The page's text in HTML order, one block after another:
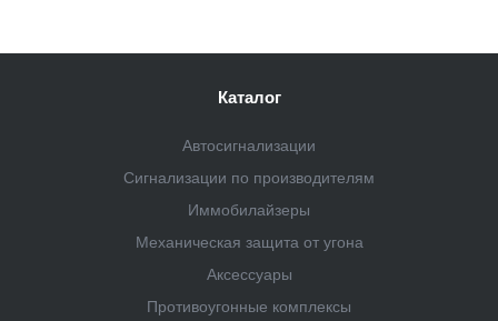
Каталог
Автосигнализации
Сигнализации по производителям
Иммобилайзеры
Механическая защита от угона
Аксессуары
Противоугонные комплексы